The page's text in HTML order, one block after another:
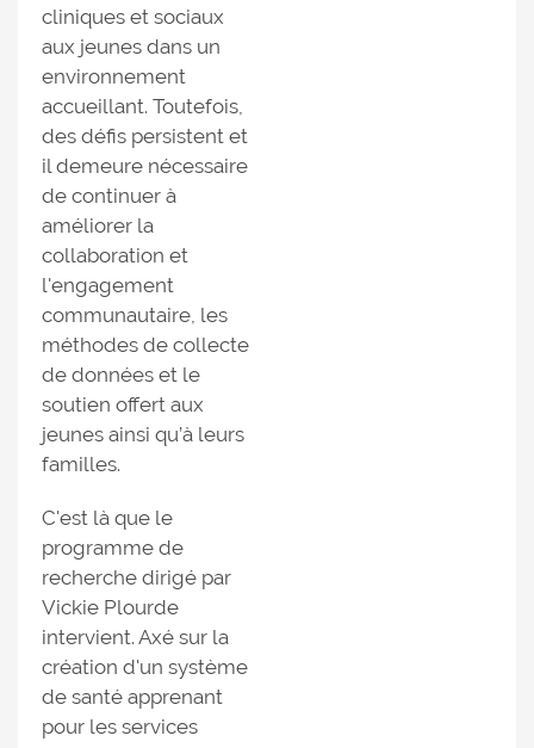
cliniques et sociaux
aux jeunes dans un
environnement
accueillant. Toutefois,
des défis persistent et
il demeure nécessaire
de continuer à
améliorer la
collaboration et
l'engagement
communautaire, les
méthodes de collecte
de données et le
soutien offert aux
jeunes ainsi qu’à leurs
familles.
C'est là que le
programme de
recherche dirigé par
Vickie Plourde
intervient. Axé sur la
création d'un système
de santé apprenant
pour les services